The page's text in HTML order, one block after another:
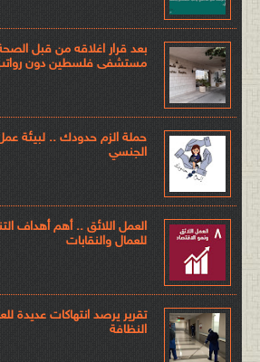
بعد قرار اغلاقه من قبل
مستشفى فلسطين دون
حملة الزم حدودك .. لبيئة
الجنسي
العمل اللائق .. أهم أهداف
للعمال والنقابات
تقرير يرصد انتهاكات عديدة
النظافة